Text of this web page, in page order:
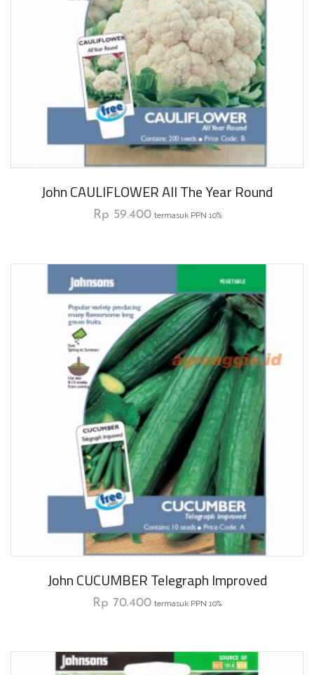
John CAULIFLOWER All The Year Round
Rp 59.400 termasuk PPN 10%
John CUCUMBER Telegraph Improved
Rp 70.400 termasuk PPN 10%